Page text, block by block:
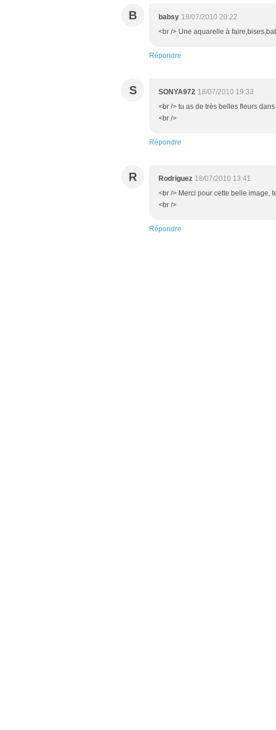
B babsy 18/07/2010 20:22
<br /> Une aquarelle à
Répondre
S SONYA972 18/07/2010 19:33
<br /> tu as de très belles fleurs
<br />
Répondre
R Rodriguez 18/07/2010 13:41
<br /> Merci pour cette belle image,
<br />
Répondre